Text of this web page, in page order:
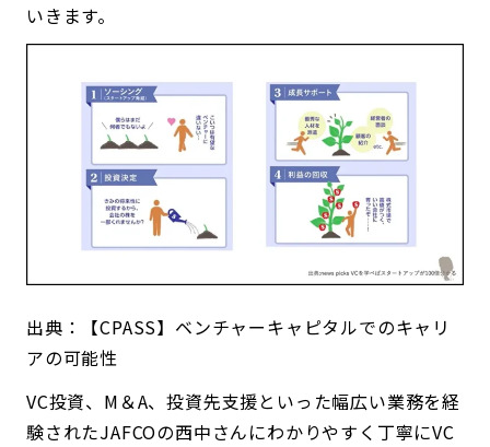
いきます。
出典：【CPASS】ベンチャーキャピタルでのキャリ
アの可能性
VC投資、M＆A、投資先支援といった幅広い業務を経
験されたJAFCOの西中さんにわかりやすく丁寧にVC